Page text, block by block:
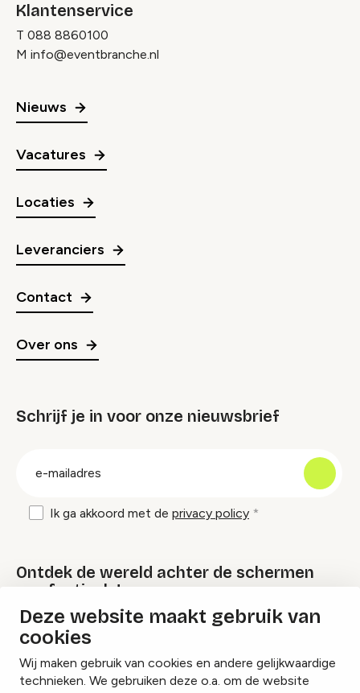
Deze website maakt gebruik van
cookies
Wij maken gebruik van cookies en andere gelijkwaardige
technieken. We gebruiken deze o.a. om de website
Klantenservice
T 088 8860100
M info@eventbranche.nl
Nieuws
Vacatures
Locaties
Leveranciers
Contact
Over ons
Schrijf je in voor onze nieuwsbrief
Ik ga akkoord met de privacy policy
Ontdek de wereld achter de schermen
van festivals!
Lees onze Festival Specials